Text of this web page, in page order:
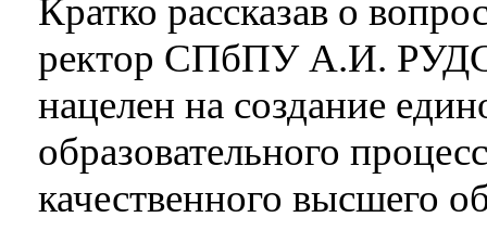
Кратко рассказав о
ректор СПбПУ А.И.
нацелен на создание
образовательного
качественного высшего